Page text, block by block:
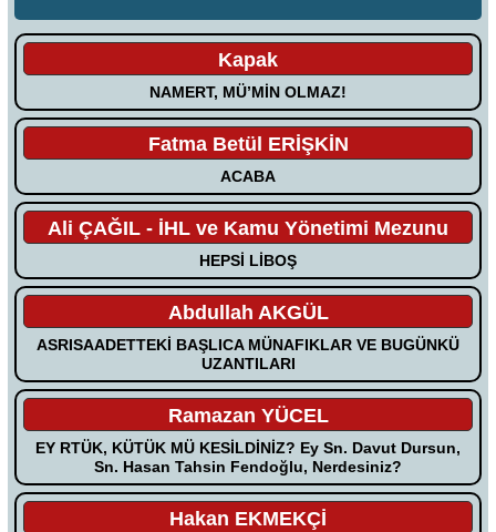
Kapak
NAMERT, MÜ’MİN OLMAZ!
Fatma Betül ERİŞKİN
ACABA
Ali ÇAĞIL - İHL ve Kamu Yönetimi Mezunu
HEPSİ LİBOŞ
Abdullah AKGÜL
ASRISAADETTEKİ BAŞLICA MÜNAFIKLAR VE BUGÜNKÜ
UZANTILARI
Ramazan YÜCEL
EY RTÜK, KÜTÜK MÜ KESİLDİNİZ? Ey Sn. Davut Dursun,
Sn. Hasan Tahsin Fendoğlu, Nerdesiniz?
Hakan EKMEKÇİ